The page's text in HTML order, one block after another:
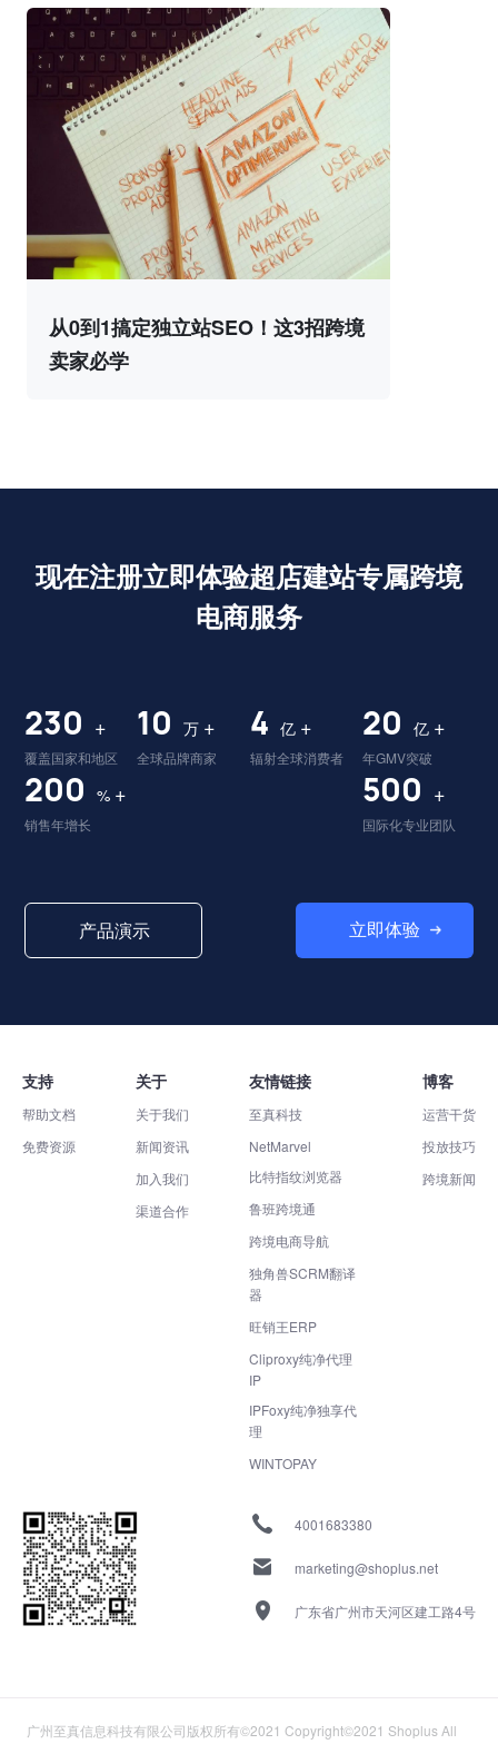
从0到1搞定独立站SEO！这3招跨境
卖家必学
现在注册立即体验超店建站专属跨境
电商服务
230 +
覆盖国家和地区
10 万 +
全球品牌商家
4 亿 +
辐射全球消费者
20 亿 +
年GMV突破
200 % +
销售年增长
500 +
国际化专业团队
产品演示 立即体验
支持
帮助文档
免费资源
关于
关于我们
新闻资讯
加入我们
渠道合作
友情链接
至真科技
NetMarvel
比特指纹浏览器
鲁班跨境通
跨境电商导航
独角兽SCRM翻译
器
旺销王ERP
Cliproxy纯净代理
IP
IPFoxy纯净独享代
理
WINTOPAY
博客
运营干货
投放技巧
跨境新闻
4001683380
marketing@shoplus.net
广东省广州市天河区建工路4号
广州至真信息科技有限公司版权所有©2021 Copyright©2021 Shoplus All